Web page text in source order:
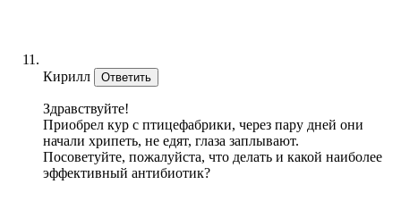
Кирилл Ответить
Здравствуйте!
Приобрел кур с птицефабрики, через пару дней они
начали хрипеть, не едят, глаза заплывают.
Посоветуйте, пожалуйста, что делать и какой наиболее
эффективный антибиотик?